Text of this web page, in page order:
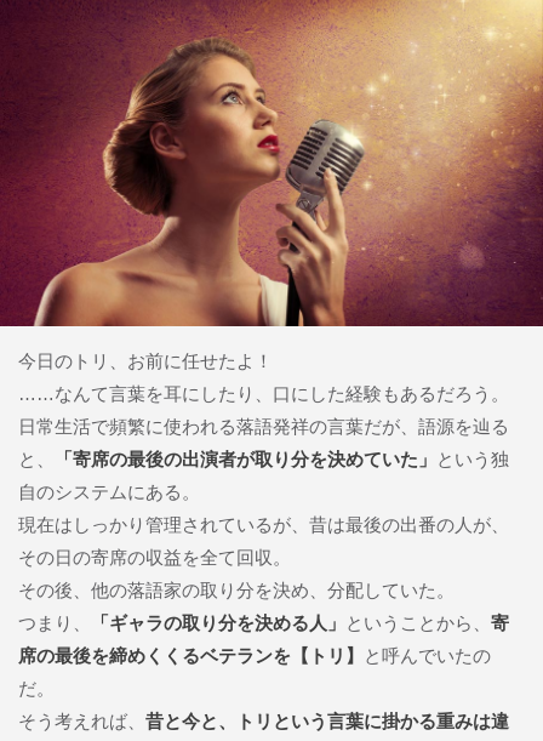
今日のトリ、お前に任せたよ！
……なんて言葉を耳にしたり、口にした経験もあるだろう。
日常生活で頻繁に使われる落語発祥の言葉だが、語源を辿る
と、
「寄席の最後の出演者が取り分を決めていた」 という独
自のシステムにある。
現在はしっかり管理されているが、昔は最後の出番の人が、
その日の寄席の収益を全て回収。
その後、他の落語家の取り分を決め、分配していた。
つまり、
「ギャラの取り分を決める人」 ということから、 寄
席の最後を締めくくるベテランを【トリ】
と呼んでいたの
だ。
そう考えれば、 昔と今と、トリという言葉に掛かる重みは違